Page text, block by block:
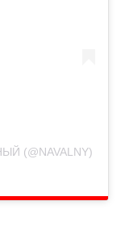
(@NAVALNY)